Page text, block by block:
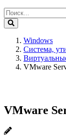
Windows
Система,
VMware
VMware